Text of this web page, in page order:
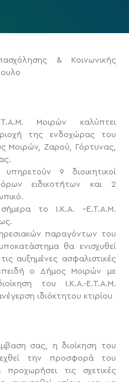
& Κοινωνικής
Μοιρών καλύπτει
της ενδοχώρας του
Μοιρών, Ζαρού, Γόρτυνας,
9 διοικητικοί
ειδικοτήτων και 2
το Ι.Κ.Α. –Ε.Τ.Α.Μ.
παραγόντων του
θα ενισχυθεί
αυξημένες ασφαλιστικές
ο Δήμος Μοιρών με
του Ι.Κ.Α.-Ε.Τ.Α.Μ.
ιδιόκτητου κτιρίου
σας, η διοίκηση του
την προσφορά του
τις σχετικές